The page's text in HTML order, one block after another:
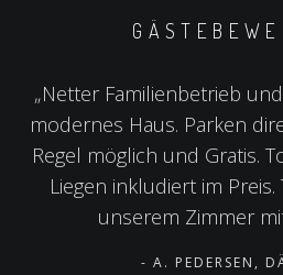
„Netter Familienbetrieb
modernes Haus. Parken
Regel möglich und Gratis.
Liegen inkludiert im
unserem Zimmer
- A. PEDERSEN,